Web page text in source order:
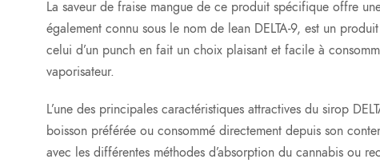
La saveur de fraise mangue de ce produit spécifique offre
également connu sous le nom de lean DELTA-9, est un
celui d’un punch en fait un choix plaisant et facile à
vaporisateur.
L’une des principales caractéristiques attractives du sirop
boisson préférée ou consommé directement depuis son
avec les différentes méthodes d’absorption du cannabis ou